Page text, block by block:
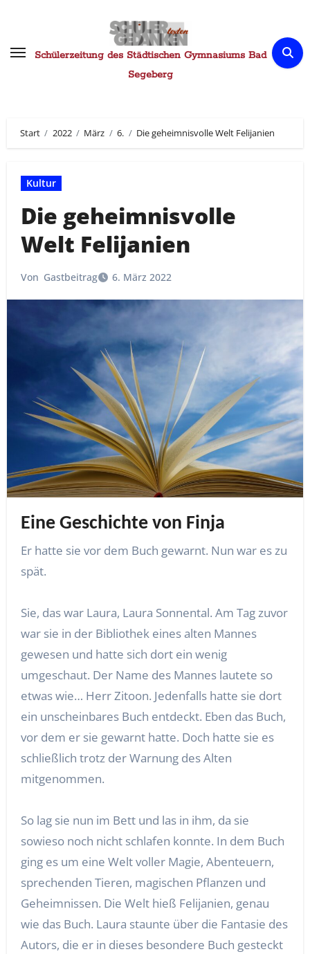
springenSchülerzeitung des Städtischen Gymnasiums Bad
Segeberg
Start 2022 März 6. Die geheimnisvolle Welt Felijanien
Kultur
Die geheimnisvolle
Welt Felijanien
Von Gastbeitrag 6. März 2022
Eine Geschichte von Finja
Er hatte sie vor dem Buch gewarnt. Nun war es zu
spät.
Sie, das war Laura, Laura Sonnental. Am Tag zuvor
war sie in der Bibliothek eines alten Mannes
gewesen und hatte sich dort ein wenig
umgeschaut. Der Name des Mannes lautete so
etwas wie… Herr Zitoon. Jedenfalls hatte sie dort
ein unscheinbares Buch entdeckt. Eben das Buch,
vor dem er sie gewarnt hatte. Doch hatte sie es
schließlich trotz der Warnung des Alten
mitgenommen.
So lag sie nun im Bett und las in ihm, da sie
sowieso noch nicht schlafen konnte. In dem Buch
ging es um eine Welt voller Magie, Abenteuern,
sprechenden Tieren, magischen Pflanzen und
Geheimnissen. Die Welt hieß Felijanien, genau
wie das Buch. Laura staunte über die Fantasie des
Autors, die er in dieses besondere Buch gesteckt